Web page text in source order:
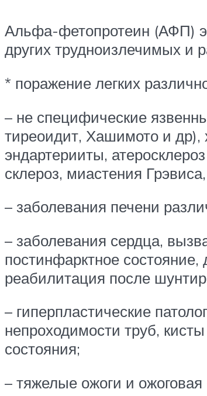
Альфа-фетопротеин (АФП)
других трудноизлечимых и
* поражение легких
– не специфические
тиреоидит, Хашимото и др),
эндартерииты,
склероз, миастения
– заболевания печени
– заболевания сердца,
постинфарктное
реабилитация после
– гиперпластические
непроходимости труб,
состояния;
– тяжелые ожоги и